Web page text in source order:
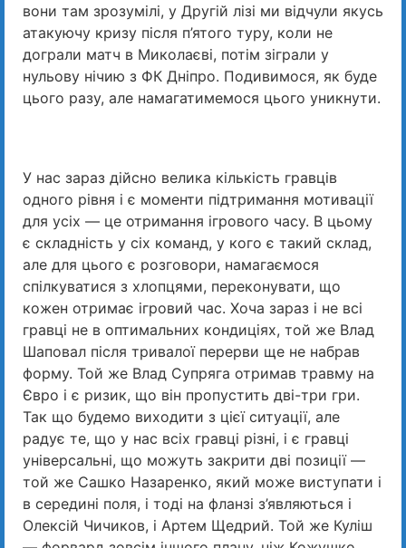
вони там зрозумілі, у Другій лізі ми відчули якусь
атакуючу кризу після п’ятого туру, коли не
дограли матч в Миколаєві, потім зіграли у
нульову нічию з ФК Дніпро. Подивимося, як буде
цього разу, але намагатимемося цього уникнути.
У нас зараз дійсно велика кількість гравців
одного рівня і є моменти підтримання мотивації
для усіх — це отримання ігрового часу. В цьому
є складність у сіх команд, у кого є такий склад,
але для цього є розговори, намагаємося
спілкуватися з хлопцями, переконувати, що
кожен отримає ігровий час. Хоча зараз і не всі
гравці не в оптимальних кондиціях, той же Влад
Шаповал після тривалої перерви ще не набрав
форму. Той же Влад Супряга отримав травму на
Євро і є ризик, що він пропустить дві-три гри.
Так що будемо виходити з цієї ситуації, але
радує те, що у нас всіх гравці різні, і є гравці
універсальні, що можуть закрити дві позиції —
той же Сашко Назаренко, який може виступати і
в середині поля, і тоді на фланзі з’являються і
Олексій Чичиков, і Артем Щедрий. Той же Куліш